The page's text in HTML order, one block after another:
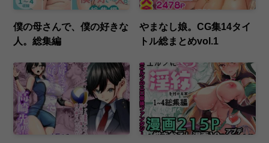
僕の母さんで、僕の好きな
人。総集編
やまなし娘。CG集14タイ
トル総まとめvol.1